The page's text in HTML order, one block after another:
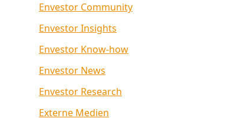
Envestor Community
Envestor Insights
Envestor Know-how
Envestor News
Envestor Research
Externe Medien